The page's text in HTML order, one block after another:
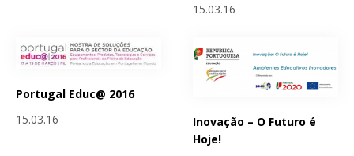
15.03.16
Portugal Educ@ 2016
15.03.16
Inovação – O Futuro é
Hoje!